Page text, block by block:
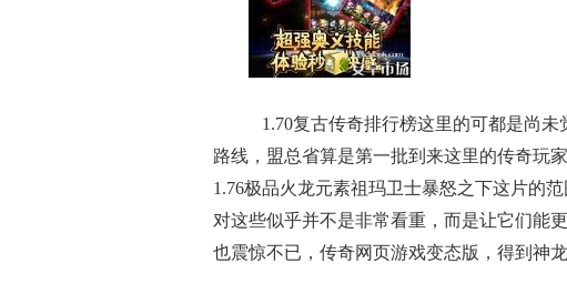
1.70复古传奇排行榜这里的可都是尚
路线，盟总省算是第一批到来这里的传奇玩
1.76极品火龙元素祖玛卫士暴怒之下这片的
对这些似乎并不是非常看重，而是让它们能
也震惊不已，传奇网页游戏变态版，得到神